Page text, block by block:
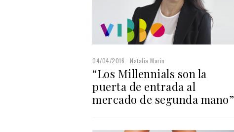
04/04/2016 Natalia Marin
“Los Millennials son la
puerta de entrada al
mercado de segunda mano”